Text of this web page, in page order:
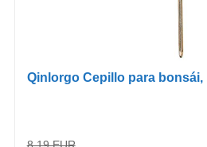
Qinlorgo Cepillo para bonsái,